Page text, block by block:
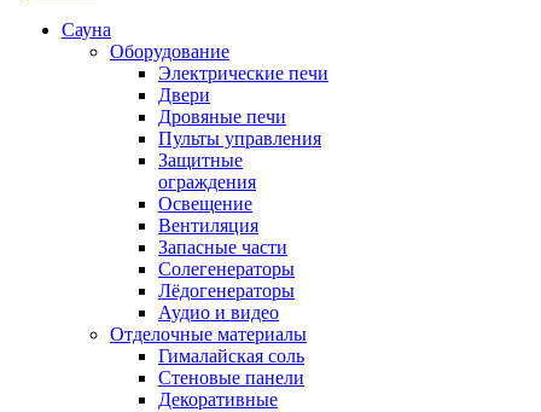
Сауна
Оборудование
Электрические печи
Двери
Дровяные печи
Пульты управления
Защитные
ограждения
Освещение
Вентиляция
Запасные части
Солегенераторы
Лёдогенераторы
Аудио и видео
Отделочные материалы
Гималайская соль
Стеновые панели
Декоративные